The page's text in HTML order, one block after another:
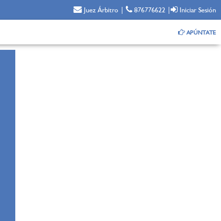
Juez Árbitro 876776622 Iniciar Sesión
APÚNTATE